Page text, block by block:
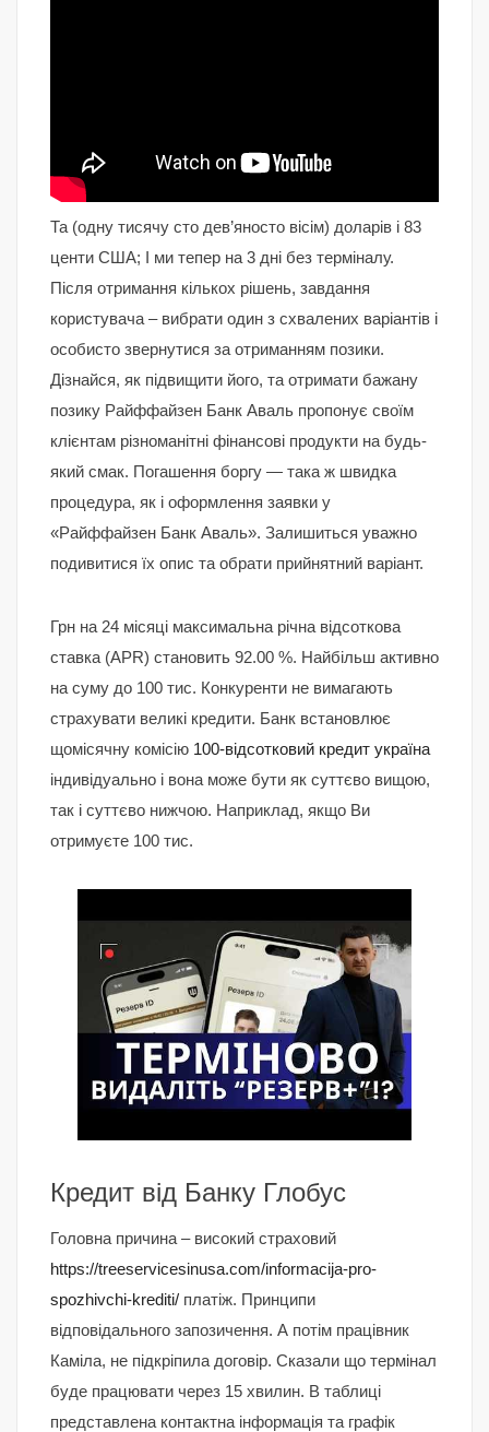
Та (одну тисячу сто дев’яносто вісім) доларів і 83
центи США; І ми тепер на 3 дні без терміналу.
Після отримання кількох рішень, завдання
користувача – вибрати один з схвалених варіантів і
особисто звернутися за отриманням позики.
Дізнайся, як підвищити його, та отримати бажану
позику Райффайзен Банк Аваль пропонує своїм
клієнтам різноманітні фінансові продукти на будь-
який смак. Погашення боргу — така ж швидка
процедура, як і оформлення заявки у
«Райффайзен Банк Аваль». Залишиться уважно
подивитися їх опис та обрати прийнятний варіант.
Грн на 24 місяці максимальна річна відсоткова
ставка (APR) становить 92.00 %. Найбільш активно
на суму до 100 тис. Конкуренти не вимагають
страхувати великі кредити. Банк встановлює
щомісячну комісію 100-відсотковий кредит україна
індивідуально і вона може бути як суттєво вищою,
так і суттєво нижчою. Наприклад, якщо Ви
отримуєте 100 тис.
Кредит від Банку Глобус
Головна причина – високий страховий
https://treeservicesinusa.com/informacija-pro-
spozhivchi-krediti/ платіж. Принципи
відповідального запозичення. А потім працівник
Каміла, не підкріпила договір. Сказали що термінал
буде працювати через 15 хвилин. В таблиці
представлена контактна інформація та графік